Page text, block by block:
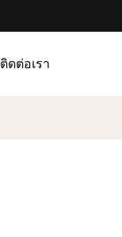
ติดต่อเรา